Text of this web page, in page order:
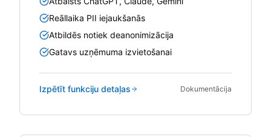
Reāllaika PII iejaukšanās
Atbildēs notiek deanonimizācija
Gatavs uzņēmuma izvietošanai
Izpētīt funkciju detaļas Dokumentācija